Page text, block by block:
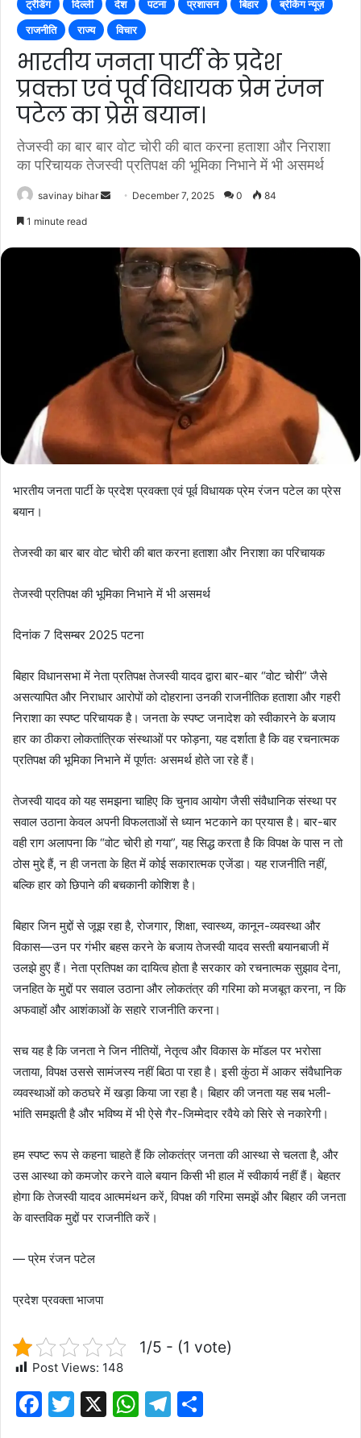
ट्रेंडिंग दिल्ली देश पटना प्रशासन बिहार
ब्रेकिंग न्यूज़
राजनीति
राज्य विचार
भारतीय जनता पार्टी के प्रदेश
प्रवक्ता एवं पूर्व विधायक प्रेम रंजन
पटेल का प्रेस बयान।
तेजस्वी का बार बार वोट चोरी की बात करना हताशा और निराशा
का परिचायक तेजस्वी प्रतिपक्ष की भूमिका निभाने में भी असमर्थ
savinay bihar
SendDecember 7, 2025 0 84
1 minute read
भारतीय जनता पार्टी के प्रदेश प्रवक्ता एवं पूर्व विधायक प्रेम रंजन पटेल का प्रेस
बयान।
तेजस्वी का बार बार वोट चोरी की बात करना हताशा और निराशा का परिचायक
तेजस्वी प्रतिपक्ष की भूमिका निभाने में भी असमर्थ
दिनांक 7 दिसम्बर 2025 पटना
बिहार विधानसभा में नेता प्रतिपक्ष तेजस्वी यादव द्वारा बार-बार “वोट चोरी” जैसे
असत्यापित और निराधार आरोपों को दोहराना उनकी राजनीतिक हताशा और गहरी
निराशा का स्पष्ट परिचायक है। जनता के स्पष्ट जनादेश को स्वीकारने के बजाय
हार का ठीकरा लोकतांत्रिक संस्थाओं पर फोड़ना, यह दर्शाता है कि वह रचनात्मक
प्रतिपक्ष की भूमिका निभाने में पूर्णतः असमर्थ होते जा रहे हैं।
तेजस्वी यादव को यह समझना चाहिए कि चुनाव आयोग जैसी संवैधानिक संस्था पर
सवाल उठाना केवल अपनी विफलताओं से ध्यान भटकाने का प्रयास है। बार-बार
वही राग अलापना कि “वोट चोरी हो गया”, यह सिद्ध करता है कि विपक्ष के पास न तो
ठोस मुद्दे हैं, न ही जनता के हित में कोई सकारात्मक एजेंडा। यह राजनीति नहीं,
बल्कि हार को छिपाने की बचकानी कोशिश है।
बिहार जिन मुद्दों से जूझ रहा है, रोजगार, शिक्षा, स्वास्थ्य, कानून-व्यवस्था और
विकास—उन पर गंभीर बहस करने के बजाय तेजस्वी यादव सस्ती बयानबाजी में
उलझे हुए हैं। नेता प्रतिपक्ष का दायित्व होता है सरकार को रचनात्मक सुझाव देना,
जनहित के मुद्दों पर सवाल उठाना और लोकतंत्र की गरिमा को मजबूत करना, न कि
अफवाहों और आशंकाओं के सहारे राजनीति करना।
सच यह है कि जनता ने जिन नीतियों, नेतृत्व और विकास के मॉडल पर भरोसा
जताया, विपक्ष उससे सामंजस्य नहीं बिठा पा रहा है। इसी कुंठा में आकर संवैधानिक
व्यवस्थाओं को कठघरे में खड़ा किया जा रहा है। बिहार की जनता यह सब भली-
भांति समझती है और भविष्य में भी ऐसे गैर-जिम्मेदार रवैये को सिरे से नकारेगी।
हम स्पष्ट रूप से कहना चाहते हैं कि लोकतंत्र जनता की आस्था से चलता है, और
उस आस्था को कमजोर करने वाले बयान किसी भी हाल में स्वीकार्य नहीं हैं। बेहतर
होगा कि तेजस्वी यादव आत्ममंथन करें, विपक्ष की गरिमा समझें और बिहार की जनता
के वास्तविक मुद्दों पर राजनीति करें।
— प्रेम रंजन पटेल
प्रदेश प्रवक्ता भाजपा
1/5 - (1 vote)
Post Views: 148
F
T
X
W T